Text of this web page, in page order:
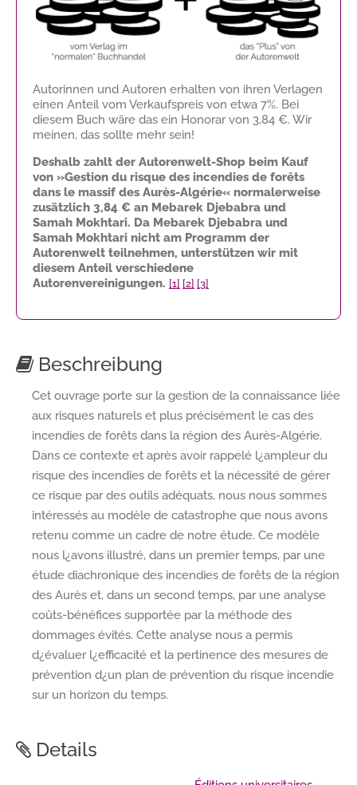
Autorinnen und Autoren erhalten von ihren Verlagen
einen Anteil vom Verkaufspreis von etwa 7%. Bei
diesem Buch wäre das ein Honorar von 3,84 €. Wir
meinen, das sollte mehr sein!
Deshalb zahlt der Autorenwelt-Shop beim Kauf
von »Gestion du risque des incendies de forêts
dans le massif des Aurès-Algérie« normalerweise
zusätzlich 3,84 € an Mebarek Djebabra und
Samah Mokhtari. Da Mebarek Djebabra und
Samah Mokhtari nicht am Programm der
Autorenwelt teilnehmen, unterstützen wir mit
diesem Anteil verschiedene
Autorenvereinigungen. [1] [2] [3]
Beschreibung
Cet ouvrage porte sur la gestion de la connaissance liée
aux risques naturels et plus précisément le cas des
incendies de forêts dans la région des Aurès-Algérie.
Dans ce contexte et après avoir rappelé l¿ampleur du
risque des incendies de forêts et la nécessité de gérer
ce risque par des outils adéquats, nous nous sommes
intéressés au modèle de catastrophe que nous avons
retenu comme un cadre de notre étude. Ce modèle
nous l¿avons illustré, dans un premier temps, par une
étude diachronique des incendies de forêts de la région
des Aurès et, dans un second temps, par une analyse
coûts-bénéfices supportée par la méthode des
dommages évités. Cette analyse nous a permis
d¿évaluer l¿efficacité et la pertinence des mesures de
prévention d¿un plan de prévention du risque incendie
sur un horizon du temps.
Details